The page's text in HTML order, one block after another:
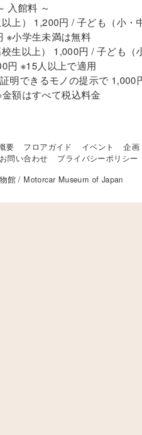
入館料 ～
上） 1,200円 / 子ども（小・
※小学生未満は無料
生以上） 1,000円 / 子ども（
円 ※15人以上で適用
明できるモノの提示で 1,000
額はすべて税込料金
要 フロアガイド イベント
企画
お問い合わせ
プライバシーポリシー
館 / Motorcar Museum of Japan